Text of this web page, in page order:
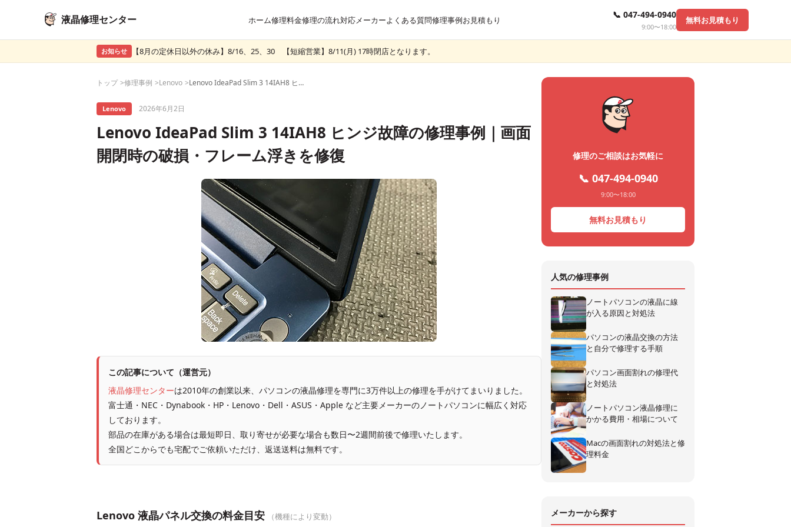
液晶修理センター ホーム修理料金修理の流れ対応メーカーよくある質問修理事例お見積もり 📞 047-494-0940
9:00〜18:00
無料お見積もり
お知らせ 【8月の定休日以外の休み】8/16、25、30 【短縮営業】8/11(月) 17時閉店となります。
トップ 修理事例 Lenovo Lenovo IdeaPad Slim 3 14IAH8 ヒンジ故障の修理事例｜画面開閉時の破損・フレーム浮きを修復
Lenovo 2026年6月2日
Lenovo IdeaPad Slim 3 14IAH8 ヒンジ故障の修理事例｜画面
開閉時の破損・フレーム浮きを修復
この記事について（運営元）
液晶修理センターは2010年の創業以来、パソコンの液晶修理を専門に3万件以上の修理を手がけてまいりました。
富士通・NEC・Dynabook・HP・Lenovo・Dell・ASUS・Apple など主要メーカーのノートパソコンに幅広く対応
しております。
部品の在庫がある場合は最短即日、取り寄せが必要な場合も数日〜2週間前後で修理いたします。
全国どこからでも宅配でご依頼いただけ、返送送料は無料です。
Lenovo 液晶パネル交換の料金目安 （機種により変動）
修理のご相談はお気軽に
📞 047-494-0940
9:00〜18:00
無料お見積もり
人気の修理事例
ノートパソコンの液晶に線
が入る原因と対処法
パソコンの液晶交換の方法
と自分で修理する手順
パソコン画面割れの修理代
と対処法
ノートパソコン液晶修理に
かかる費用・相場について
Macの画面割れの対処法と修
理料金
メーカーから探す